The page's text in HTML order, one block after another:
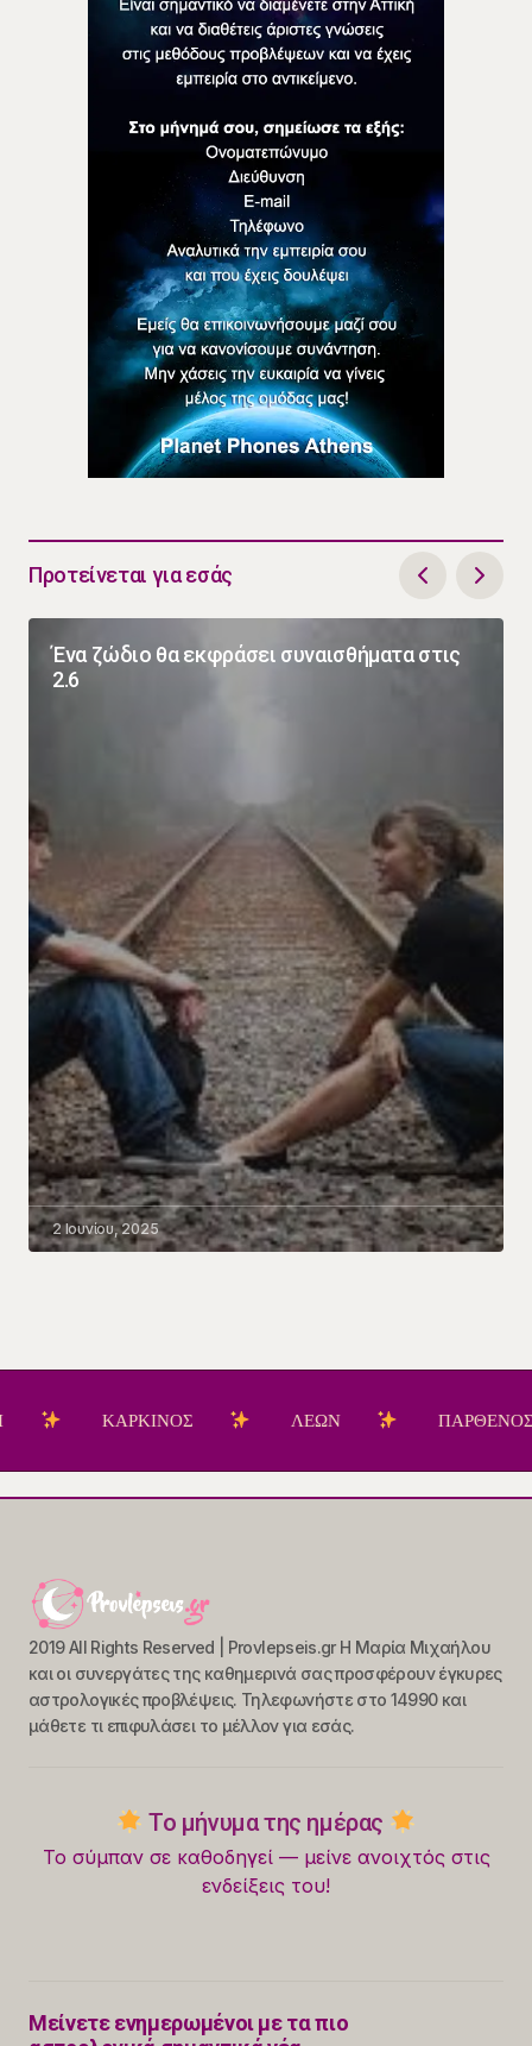
Προτείνεται για εσάς
Ένα ζώδιο θα εκφράσει συναισθήματα στις
2.6
2 Ιουνίου, 2025
ΚΑΡΚΙΝΟΣ ΛΕΩΝ ΠΑΡΘΕΝΟΣ
2019 All Rights Reserved | Provlepseis.gr Η Μαρία Μιχαήλου
και οι συνεργάτες της καθημερινά σας προσφέρουν έγκυρες
αστρολογικές προβλέψεις. Τηλεφωνήστε στο 14990 και
μάθετε τι επιφυλάσει το μέλλον για εσάς.
Το μήνυμα της ημέρας
Το σύμπαν σε καθοδηγεί — μείνε ανοιχτός στις
ενδείξεις του!
Μείνετε ενημερωμένοι με τα πιο